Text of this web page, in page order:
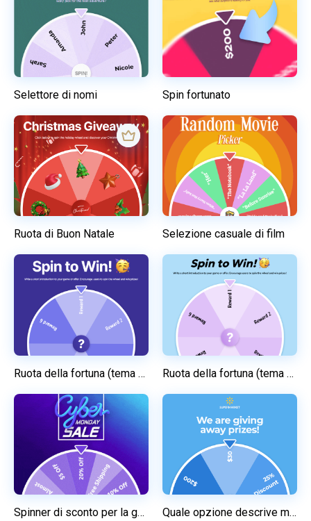
Selettore di nomi Spin fortunato
Ruota di Buon Natale Selezione casuale di film
Ruota della fortuna (tema viola) Ruota della fortuna (tema chiaro)
Spinner di sconto per la generazione di lead Quale opzione descrive meglio la tua esperienza di acquisto?